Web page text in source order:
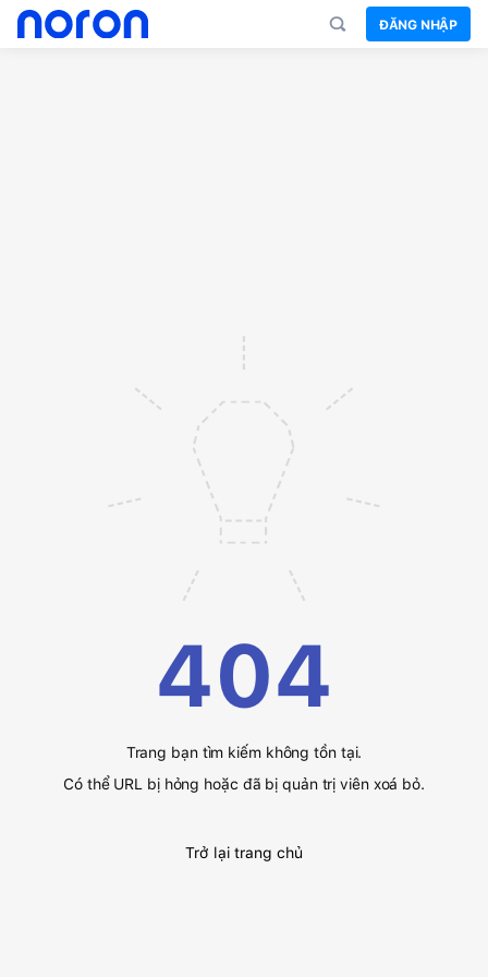
ĐĂNG NHẬP
404
Trang bạn tìm kiếm không tồn tại.
Có thể URL bị hỏng hoặc đã bị quản trị viên xoá bỏ.
Trở lại trang chủ